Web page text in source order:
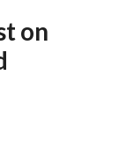
on